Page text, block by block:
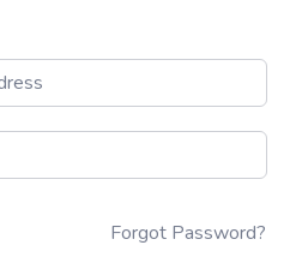
Forgot Password?